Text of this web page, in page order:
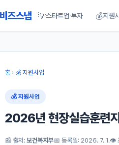
비즈스냅 💡스타트업·투자 💰지원
홈 › 💰 지원사업
💰 지원사업
2026년 현장실습훈련
📰 출처: 보건복지부📅 등록일: 2026. 7. 1.👁